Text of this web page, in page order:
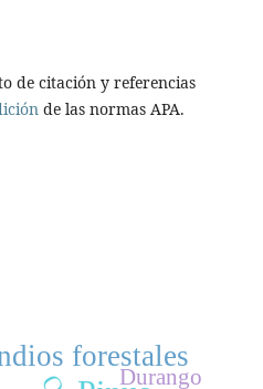
de citación y referencias
de las normas APA.
forestales
Durango